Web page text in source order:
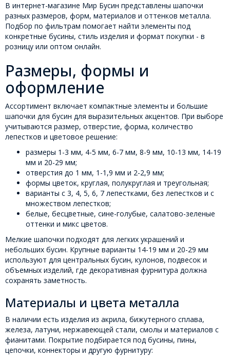
В интернет-магазине Мир Бусин представлены шапочки
разных размеров, форм, материалов и оттенков металла.
Подбор по фильтрам помогает найти элементы под
конкретные бусины, стиль изделия и формат покупки - в
розницу или оптом онлайн.
Размеры, формы и
оформление
Ассортимент включает компактные элементы и большие
шапочки для бусин для выразительных акцентов. При выборе
учитываются размер, отверстие, форма, количество
лепестков и цветовое решение:
размеры 1-3 мм, 4-5 мм, 6-7 мм, 8-9 мм, 10-13 мм, 14-19
мм и 20-29 мм;
отверстия до 1 мм, 1-1,9 мм и 2-2,9 мм;
формы цветок, круглая, полукруглая и треугольная;
варианты с 3, 4, 5, 6, 7 лепестками, без лепестков и с
множеством лепестков;
белые, бесцветные, сине-голубые, салатово-зеленые
оттенки и микс цветов.
Мелкие шапочки подходят для легких украшений и
небольших бусин. Крупные варианты 14-19 мм и 20-29 мм
используют для центральных бусин, кулонов, подвесок и
объемных изделий, где декоративная фурнитура должна
сохранять заметность.
Материалы и цвета металла
В наличии есть изделия из акрила, бижутерного сплава,
железа, латуни, нержавеющей стали, смолы и материалов с
фианитами. Покрытие подбирается под бусины, пины,
цепочки, коннекторы и другую фурнитуру: